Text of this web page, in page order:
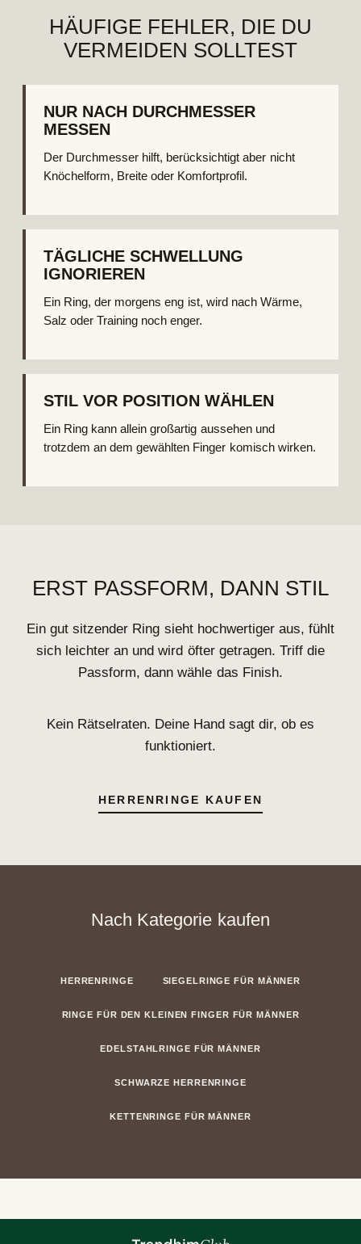
HÄUFIGE FEHLER, DIE DU
VERMEIDEN SOLLTEST
NUR NACH DURCHMESSER
MESSEN
Der Durchmesser hilft, berücksichtigt aber nicht
Knöchelform, Breite oder Komfortprofil.
TÄGLICHE SCHWELLUNG
IGNORIEREN
Ein Ring, der morgens eng ist, wird nach Wärme,
Salz oder Training noch enger.
STIL VOR POSITION WÄHLEN
Ein Ring kann allein großartig aussehen und
trotzdem an dem gewählten Finger komisch wirken.
ERST PASSFORM, DANN STIL
Ein gut sitzender Ring sieht hochwertiger aus, fühlt
sich leichter an und wird öfter getragen. Triff die
Passform, dann wähle das Finish.
Kein Rätselraten. Deine Hand sagt dir, ob es
funktioniert.
HERRENRINGE KAUFEN
Nach Kategorie kaufen
HERRENRINGE SIEGELRINGE FÜR MÄNNER
RINGE FÜR DEN KLEINEN FINGER FÜR MÄNNER
EDELSTAHLRINGE FÜR MÄNNER
SCHWARZE HERRENRINGE
KETTENRINGE FÜR MÄNNER